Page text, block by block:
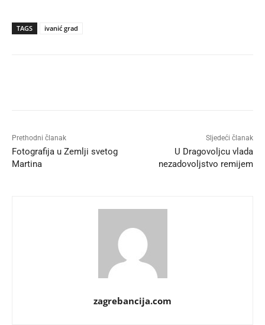
TAGS ivanić grad
Prethodni članak
Fotografija u Zemlji svetog
Martina
Sljedeći članak
U Dragovoljcu vlada
nezadovoljstvo remijem
zagrebancija.com